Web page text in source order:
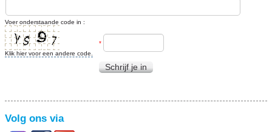
Voer onderstaande code in :
Klik hier voor een andere code.
*
Schrijf je in
Volg ons via